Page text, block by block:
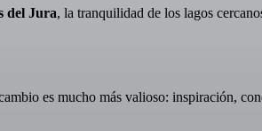
del Jura, la tranquilidad de los lagos
es mucho más valioso: inspiración,